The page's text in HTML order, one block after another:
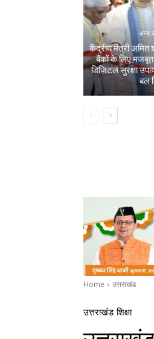
अन्य
केंद्रीय मंत्री अमित
बैंकों के लिए मजबूत
डिजिटल सुरक्षा
बल